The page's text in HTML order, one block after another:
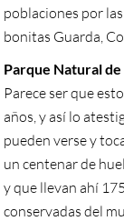
poblaciones por
bonitas Guarda,
Parque Natural
Parece ser que
años, y así lo
pueden verse y
un centenar de
y que llevan ahí
conservadas del